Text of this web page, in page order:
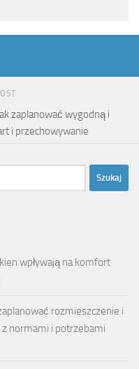
zaplanować wygodną i
i przechowywanie
wpływają na komfort
rozmieszczenie i
normami i potrzebami